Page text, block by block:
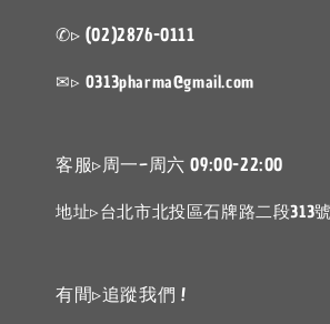
✆▹ (02)2876-0111
✉▹ 0313pharma@gmail.com
客服▹周一~周六 09:00-22:00
地址▹台北市北投區石牌路二段313號
有間▹追蹤我們 !